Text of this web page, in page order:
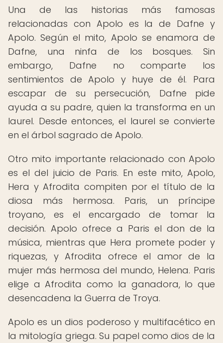
Una de las historias más famosas
relacionadas con Apolo es la de Dafne y
Apolo. Según el mito, Apolo se enamora de
Dafne, una ninfa de los bosques. Sin
embargo, Dafne no comparte los
sentimientos de Apolo y huye de él. Para
escapar de su persecución, Dafne pide
ayuda a su padre, quien la transforma en un
laurel. Desde entonces, el laurel se convierte
en el árbol sagrado de Apolo.
Otro mito importante relacionado con Apolo
es el del juicio de Paris. En este mito, Apolo,
Hera y Afrodita compiten por el título de la
diosa más hermosa. Paris, un príncipe
troyano, es el encargado de tomar la
decisión. Apolo ofrece a Paris el don de la
música, mientras que Hera promete poder y
riquezas, y Afrodita ofrece el amor de la
mujer más hermosa del mundo, Helena. Paris
elige a Afrodita como la ganadora, lo que
desencadena la Guerra de Troya.
Apolo es un dios poderoso y multifacético en
la mitología griega. Su papel como dios de la